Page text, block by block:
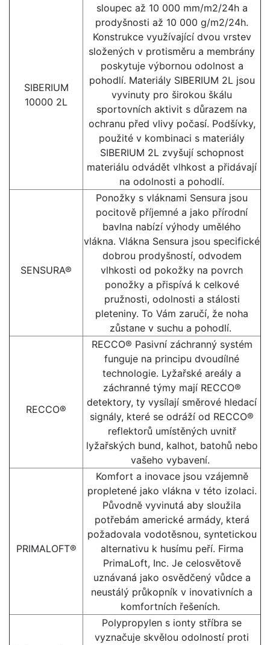
SIBERIUM
10000 2L
sloupec až 10 000 mm/m2/24h a
prodyšnosti až 10 000 g/m2/24h.
Konstrukce využívající dvou vrstev
složených v protisměru a membrány
poskytuje výbornou odolnost a
pohodlí. Materiály SIBERIUM 2L jsou
vyvinuty pro širokou škálu
sportovních aktivit s důrazem na
ochranu před vlivy počasí. Podšívky,
použité v kombinaci s materiály
SIBERIUM 2L zvyšují schopnost
materiálu odvádět vlhkost a přidávají
na odolnosti a pohodlí.
SENSURA®
Ponožky s vláknami Sensura jsou
pocitově příjemné a jako přírodní
bavlna nabízí výhody umělého
vlákna. Vlákna Sensura jsou specifické
dobrou prodyšností, odvodem
vlhkosti od pokožky na povrch
ponožky a přispívá k celkové
pružnosti, odolnosti a stálosti
pleteniny. To Vám zaručí, že noha
zůstane v suchu a pohodlí.
RECCO®
RECCO® Pasivní záchranný systém
funguje na principu dvoudílné
technologie. Lyžařské areály a
záchranné týmy mají RECCO®
detektory, ty vysílají směrové hledací
signály, které se odráží od RECCO®
reflektorů umístěných uvnitř
lyžařských bund, kalhot, batohů nebo
vašeho vybavení.
PRIMALOFT®
Komfort a inovace jsou vzájemně
propletené jako vlákna v této izolaci.
Původně vyvinutá aby sloužila
potřebám americké armády, která
požadovala vodotěsnou, syntetickou
alternativu k husímu peří. Firma
PrimaLoft, Inc. Je celosvětově
uznávaná jako osvědčený vůdce a
neustálý průkopník v inovativních a
komfortních řešeních.
Polypropylen s ionty stříbra se
vyznačuje skvělou odolností proti